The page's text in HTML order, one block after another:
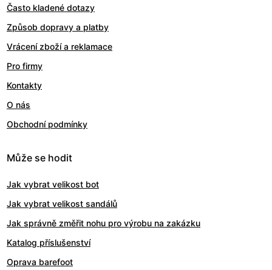
Často kladené dotazy
Způsob dopravy a platby
Vrácení zboží a reklamace
Pro firmy
Kontakty
O nás
Obchodní podmínky
Může se hodit
Jak vybrat velikost bot
Jak vybrat velikost sandálů
Jak správně změřit nohu pro výrobu na zakázku
Katalog příslušenství
Oprava barefoot